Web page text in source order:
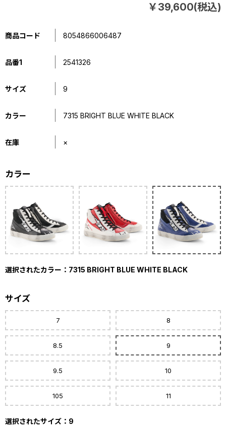
￥39,600(税込)
商品コード 8054866006487
品番1 2541326
サイズ 9
カラー 7315 BRIGHT BLUE WHITE BLACK
在庫 ×
カラー
選択されたカラー：7315 BRIGHT BLUE WHITE BLACK
サイズ
7 8
8.5 9
9.5 10
105 11
選択されたサイズ：9